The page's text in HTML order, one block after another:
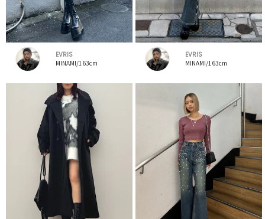
EVRIS
MINAMI/163cm
EVRIS
MINAMI/163cm